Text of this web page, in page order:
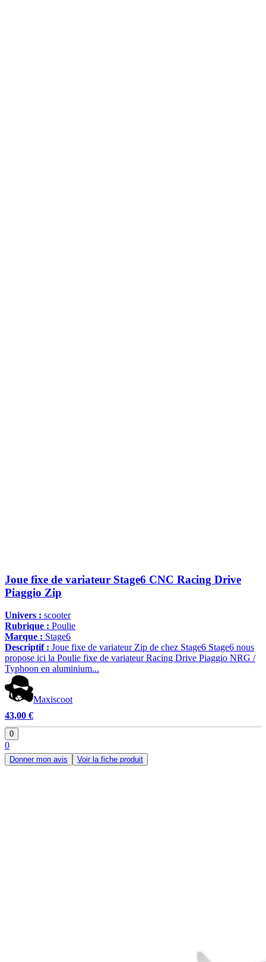
Joue fixe de variateur Stage6 CNC Racing Drive
Piaggio Zip
Univers : scooter
Rubrique : Poulie
Marque : Stage6
Descriptif : Joue fixe de variateur Zip de chez Stage6 Stage6 nous
propose ici la Poulie fixe de variateur Racing Drive Piaggio NRG /
Typhoon en aluminium...
Maxiscoot
43,00 €
0
0
Donner mon avis Voir la fiche produit